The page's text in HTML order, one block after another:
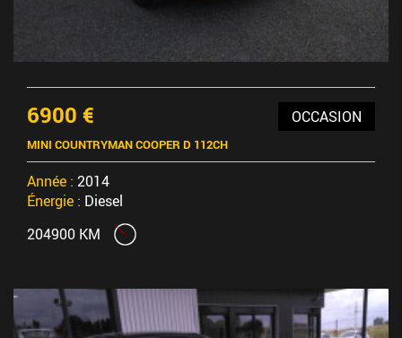
6900 € OCCASION
MINI COUNTRYMAN COOPER D 112CH
Année : 2014
Énergie : Diesel
204900 KM